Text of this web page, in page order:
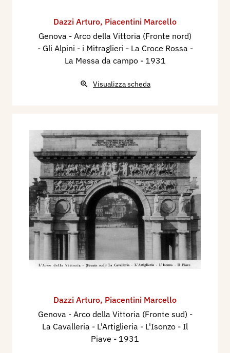
Dazzi Arturo, Piacentini Marcello
Genova - Arco della Vittoria (Fronte nord)
- Gli Alpini - i Mitraglieri - La Croce Rossa -
La Messa da campo - 1931
Visualizza scheda
Dazzi Arturo, Piacentini Marcello
Genova - Arco della Vittoria (Fronte sud) -
La Cavalleria - L'Artiglieria - L'Isonzo - Il
Piave - 1931